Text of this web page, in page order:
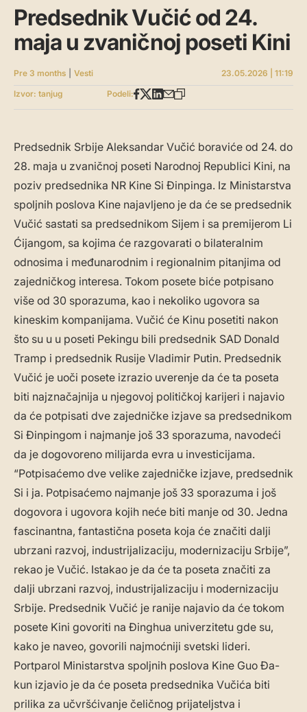
Predsednik Vučić od 24.
maja u zvaničnoj poseti Kini
Pre 3 months Vesti
23.05.2026 | 11:19
Izvor: tanjug
Podeli:
Predsednik Srbije Aleksandar Vučić boraviće od 24. do
28. maja u zvaničnoj poseti Narodnoj Republici Kini, na
poziv predsednika NR Kine Si Đinpinga. Iz Ministarstva
spoljnih poslova Kine najavljeno je da će se predsednik
Vučić sastati sa predsednikom Sijem i sa premijerom Li
Ćijangom, sa kojima će razgovarati o bilateralnim
odnosima i međunarodnim i regionalnim pitanjima od
zajedničkog interesa. Tokom posete biće potpisano
više od 30 sporazuma, kao i nekoliko ugovora sa
kineskim kompanijama. Vučić će Kinu posetiti nakon
što su u u poseti Pekingu bili predsednik SAD Donald
Tramp i predsednik Rusije Vladimir Putin. Predsednik
Vučić je uoči posete izrazio uverenje da će ta poseta
biti najznačajnija u njegovoj političkoj karijeri i najavio
da će potpisati dve zajedničke izjave sa predsednikom
Si Đinpingom i najmanje još 33 sporazuma, navodeći
da je dogovoreno milijarda evra u investicijama.
“Potpisaćemo dve velike zajedničke izjave, predsednik
Si i ja. Potpisaćemo najmanje još 33 sporazuma i još
dogovora i ugovora kojih neće biti manje od 30. Jedna
fascinantna, fantastična poseta koja će značiti dalji
ubrzani razvoj, industrijalizaciju, modernizaciju Srbije”,
rekao je Vučić. Istakao je da će ta poseta značiti za
dalji ubrzani razvoj, industrijalizaciju i modernizaciju
Srbije. Predsednik Vučić je ranije najavio da će tokom
posete Kini govoriti na Đinghua univerzitetu gde su,
kako je naveo, govorili najmoćniji svetski lideri.
Portparol Ministarstva spoljnih poslova Kine Guo Đa-
kun izjavio je da će poseta predsednika Vučića biti
prilika za učvršćivanje čeličnog prijateljstva i